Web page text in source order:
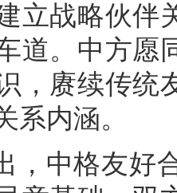
立战略伙伴
道。中方愿
，赓续传统
系内涵。
，中格友好